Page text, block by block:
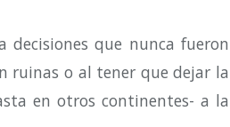
decisiones que nunca fueron
ruinas o al tener que dejar la
en otros continentes- a la